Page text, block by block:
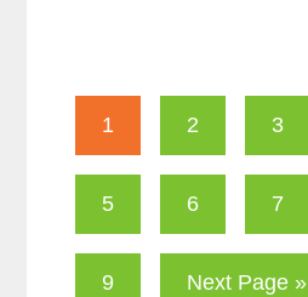
1 2 3
5 6 7
9 Next Page »